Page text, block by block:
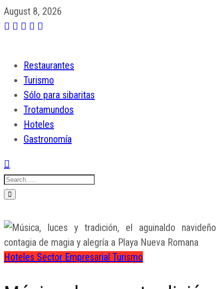
August 8, 2026
Restaurantes
Turismo
Sólo para sibaritas
Trotamundos
Hoteles
Gastronomía
Hoteles Sector Empresarial Turismo